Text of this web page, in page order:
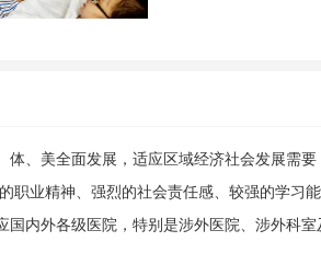
体、美全面发展，适应区域经济社会发展需
职业精神、强烈的社会责任感、较强的学习
国内外各级医院，特别是涉外医院、涉外科